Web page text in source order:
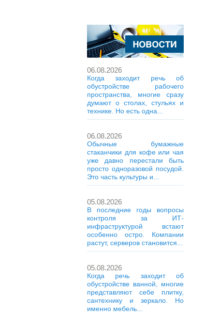
06.08.2026
Когда заходит речь об
обустройстве рабочего
пространства, многие сразу
думают о столах, стульях и
технике. Но есть одна...
06.08.2026
Обычные бумажные
стаканчики для кофе или чая
уже давно перестали быть
просто одноразовой посудой.
Это часть культуры и...
05.08.2026
В последние годы вопросы
контроля за ИТ-
инфраструктурой встают
особенно остро. Компании
растут, серверов становится...
05.08.2026
Когда речь заходит об
обустройстве ванной, многие
представляют себе плитку,
сантехнику и зеркало. Но
именно мебель...